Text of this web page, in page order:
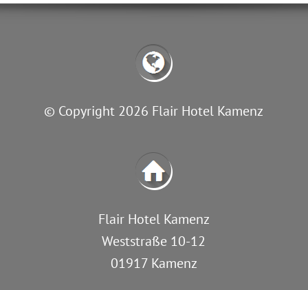
© Copyright 2026 Flair Hotel Kamenz
Flair Hotel Kamenz
Weststraße 10-12
01917 Kamenz